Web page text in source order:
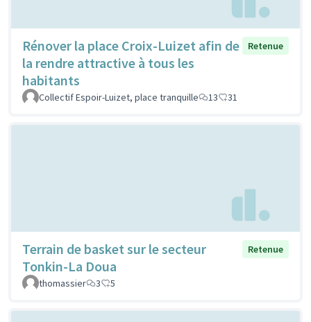
Rénover la place Croix-Luizet afin de
la rendre attractive à tous les
habitants
Retenue
Collectif Espoir-Luizet, place tranquille 13 31
Terrain de basket sur le secteur
Tonkin-La Doua
Retenue
thomassier 3 5